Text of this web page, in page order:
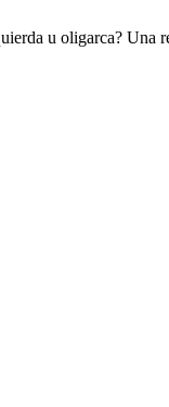
u oligarca? Una